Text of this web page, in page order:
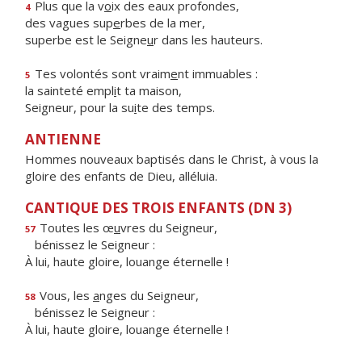
4 Plus que la voix des eaux profondes,
des vagues superbes de la mer,
superbe est le Seigneur dans les hauteurs.
5 Tes volontés sont vraiment immuables :
la sainteté emplit ta maison,
Seigneur, pour la suite des temps.
ANTIENNE
Hommes nouveaux baptisés dans le Christ, à vous la
gloire des enfants de Dieu, alléluia.
CANTIQUE DES TROIS ENFANTS (DN 3)
57 Toutes les œuvres du Seigneur,
bénissez le Seigneur :
À lui, haute gloire, louange éternelle !
58 Vous, les anges du Seigneur,
bénissez le Seigneur :
À lui, haute gloire, louange éternelle !